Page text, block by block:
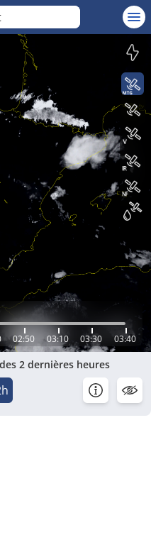
02:50 03:10 03:30 03:40
2 dernières heures